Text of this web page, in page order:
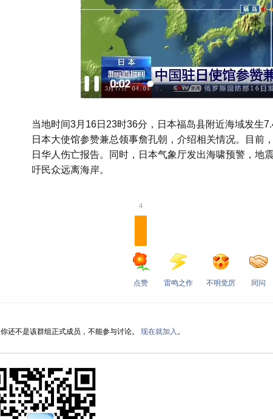
当地时间3月16日23时36分，日本福岛县附近海域发生
日本大使馆参赞兼总领事詹孔朝，介绍相关情况。目前
日华人伤亡报告。同时，日本气象厅发出海啸预警，地
吁民众远离海岸。
4
点赞 雷鸣之作 不明觉厉 同问
你还不是该群组正式成员，不能参与讨论。 现在就加入 。